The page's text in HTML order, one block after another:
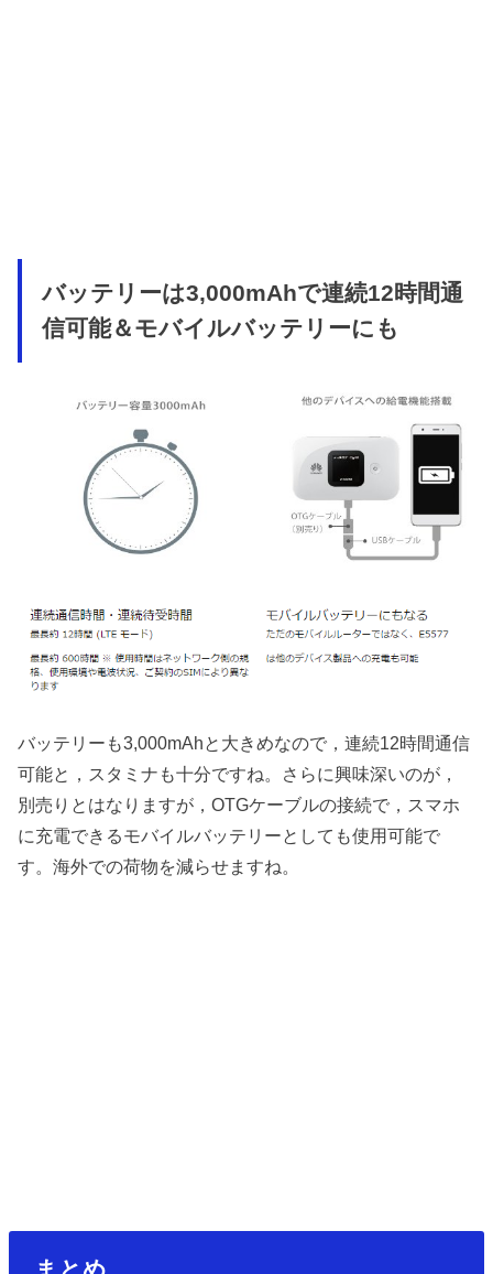
バッテリーは3,000mAhで連続12時間通
信可能＆モバイルバッテリーにも
バッテリーも3,000mAhと大きめなので，連続12時間通信
可能と，スタミナも十分ですね。さらに興味深いのが，
別売りとはなりますが，OTGケーブルの接続で，スマホ
に充電できるモバイルバッテリーとしても使用可能で
す。海外での荷物を減らせますね。